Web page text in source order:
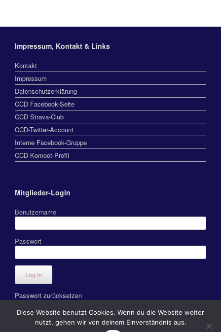
Impressum, Kontakt & Links
Kontakt
Impressum
Datenschutzerklärung
CCD Facebook-Seite
CCD Strava-Club
CCD-Twitter-Account
Interne Facebook-Gruppe
CCD Komoot-Profil
Mitglieder-Login
Benutzername
Passwort
Passwort zurücksetzen
Diese Website benutzt Cookies. Wenn du die Website weiter
nutzt, gehen wir von deinem Einverständnis aus.